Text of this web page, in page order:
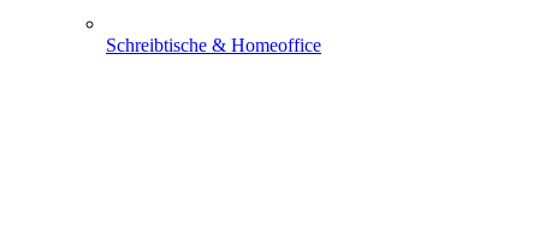
Schreibtische & Homeoffice